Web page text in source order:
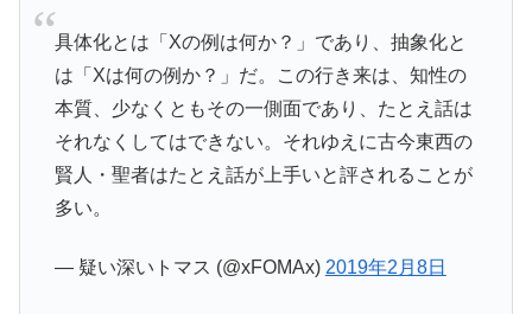
具体化とは「Xの例は何か？」であり、抽象化と
は「Xは何の例か？」だ。この行き来は、知性の
本質、少なくともその一側面であり、たとえ話は
それなくしてはできない。それゆえに古今東西の
賢人・聖者はたとえ話が上手いと評されることが
多い。
— 疑い深いトマス (@xFOMAx) 2019年2月8日